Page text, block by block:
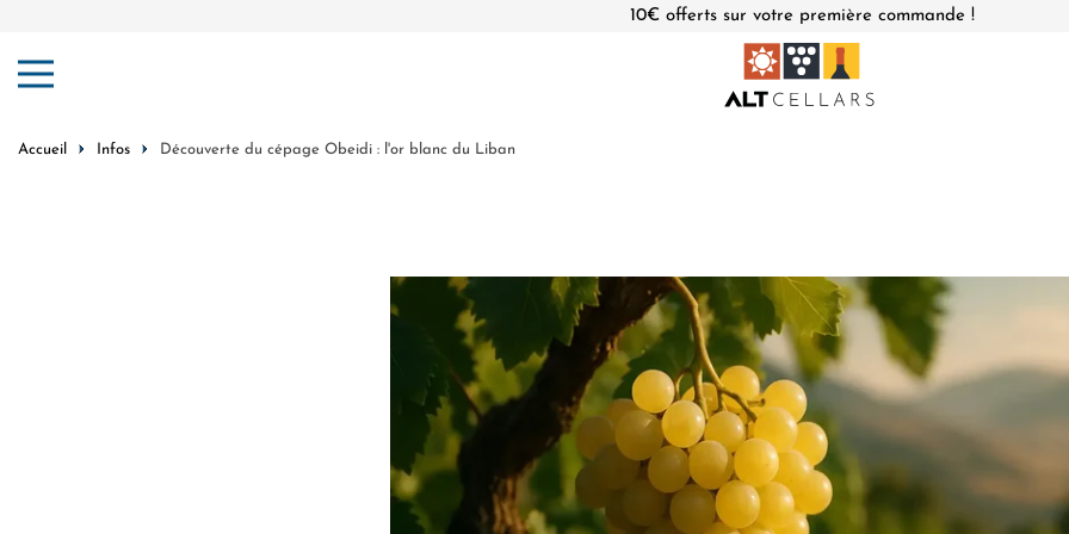
10€ offerts sur votre première commande !
Accueil Infos Découverte du cépage Obeidi : l'or blanc du Liban